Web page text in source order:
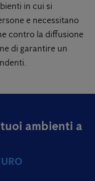
in cui si
e necessitano
contro la diffusione
di garantire un
ambienti a